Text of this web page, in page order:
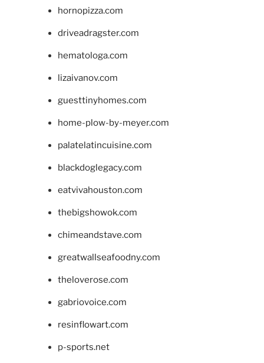
hornopizza.com
driveadragster.com
hematologa.com
lizaivanov.com
guesttinyhomes.com
home-plow-by-meyer.com
palatelatincuisine.com
blackdoglegacy.com
eatvivahouston.com
thebigshowok.com
chimeandstave.com
greatwallseafoodny.com
theloverose.com
gabriovoice.com
resinflowart.com
p-sports.net